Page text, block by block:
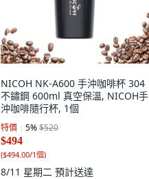
NICOH NK-A600 手沖咖啡杯 304
不鏽鋼 600ml 真空保溫, NICOH手
沖咖啡隨行杯, 1個
特價 5%$520
$494
($494.00/1個)
8/11 星期二 預計送達